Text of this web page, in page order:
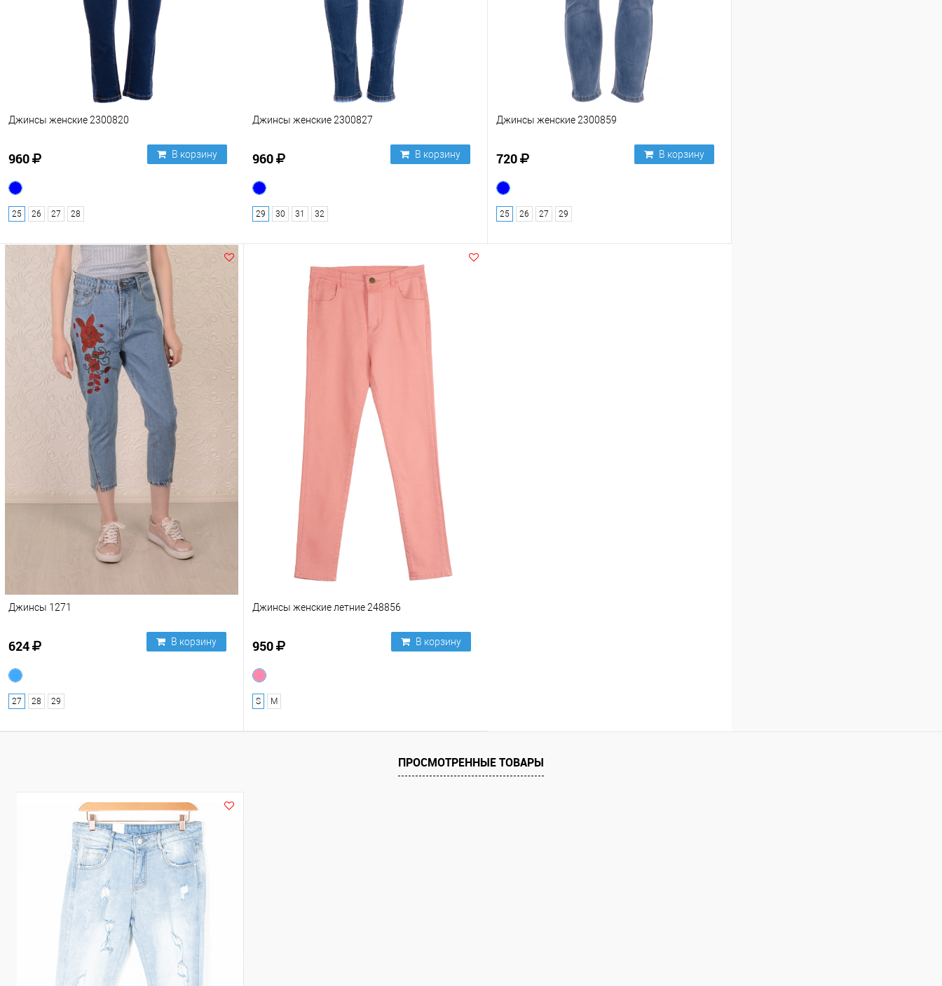
Джинсы женские 2300820
960 В корзину
25 26 27 28
Джинсы женские 2300827
960 В корзину
29 30 31 32
Джинсы женские 2300859
720 В корзину
25 26 27 29
Джинсы 1271
624 В корзину
27 28 29
Джинсы женские летние 248856
950 В корзину
S M
ПРОСМОТРЕННЫЕ ТОВАРЫ